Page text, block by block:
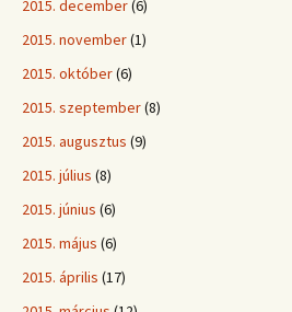
2015. december(6)
2015. november(1)
2015. október(6)
2015. szeptember(8)
2015. augusztus (9)
2015. július (8)
2015. június (6)
2015. május (6)
2015. április (17)